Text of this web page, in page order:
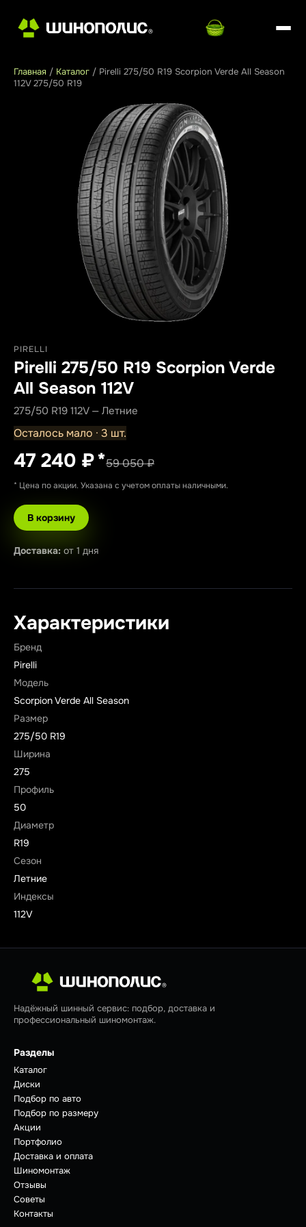
Главная / Каталог / Pirelli 275/50 R19 Scorpion Verde All Season
112V 275/50 R19
PIRELLI
Pirelli 275/50 R19 Scorpion Verde
All Season 112V
275/50 R19 112V — Летние
Осталось мало · 3 шт.
47 240 ₽*59 050 ₽
* Цена по акции. Указана с учетом оплаты наличными.
В корзину
Доставка: от 1 дня
Характеристики
Бренд
Pirelli
Модель
Scorpion Verde All Season
Размер
275/50 R19
Ширина
275
Профиль
50
Диаметр
R19
Сезон
Летние
Индексы
112V
Надёжный шинный сервис: подбор, доставка и
профессиональный шиномонтаж.
Разделы
Каталог
Диски
Подбор по авто
Подбор по размеру
Акции
Портфолио
Доставка и оплата
Шиномонтаж
Отзывы
Советы
Контакты